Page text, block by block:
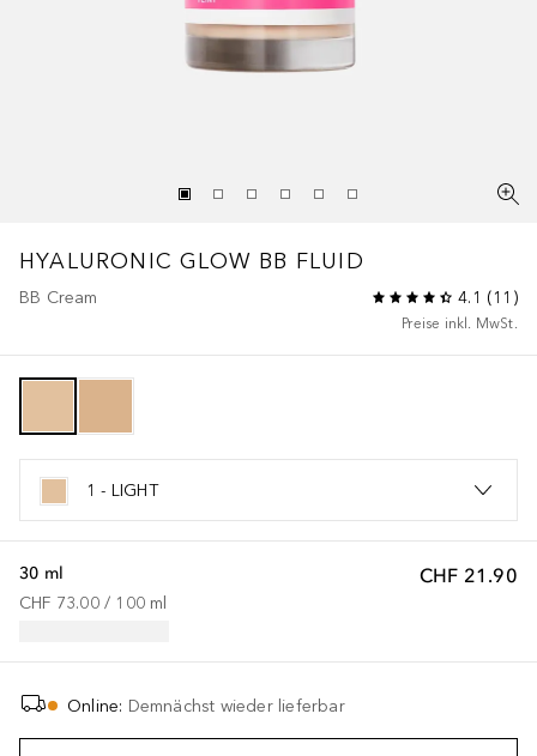
HYALURONIC GLOW BB FLUID
BB Cream 4.1 (11 )
Preise inkl. MwSt.
1 - LIGHT
CHF 21.90
30 ml
CHF 73.00 / 100 ml
Online: Demnächst wieder lieferbar